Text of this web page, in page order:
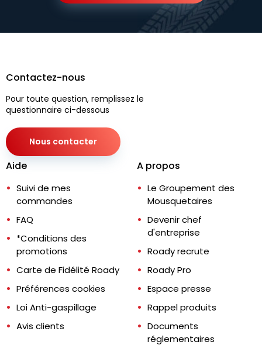
Contactez-nous
Pour toute question, remplissez le
questionnaire ci-dessous
Nous contacter
Aide
Suivi de mes
commandes
FAQ
*Conditions des
promotions
Carte de Fidélité Roady
Préférences cookies
Loi Anti-gaspillage
Avis clients
A propos
Le Groupement des
Mousquetaires
Devenir chef
d'entreprise
Roady recrute
Roady Pro
Espace presse
Rappel produits
Documents
réglementaires